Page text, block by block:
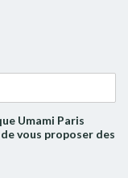
Umami Paris
vous proposer des